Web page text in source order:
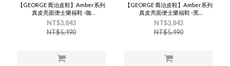
【GEORGE 喬治皮鞋】Amber系列
真皮亮面便士樂福鞋 -咖
535019BW20
NT$3,843
NT$5,490
【GEORGE 喬治皮鞋】Amber系列
真皮亮面便士樂福鞋 -黑
535019BW10
NT$3,843
NT$5,490